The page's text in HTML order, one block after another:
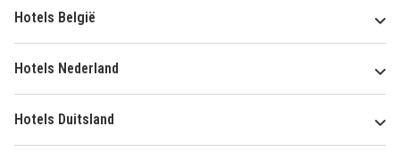
Hotels België
Hotels Nederland
Hotels Duitsland